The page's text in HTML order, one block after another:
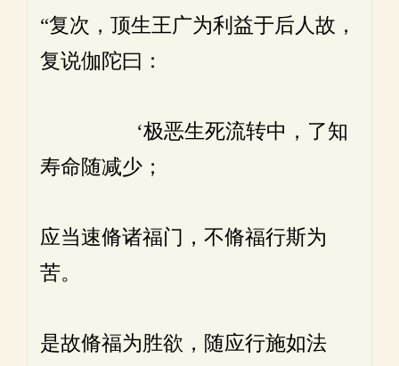
“复次，顶生王广为利益于后人故，
复说伽陀曰：
‘极恶生死流转中，了知
寿命随减少；
应当速脩诸福门，不脩福行斯为
苦。
是故脩福为胜欲，随应行施如法